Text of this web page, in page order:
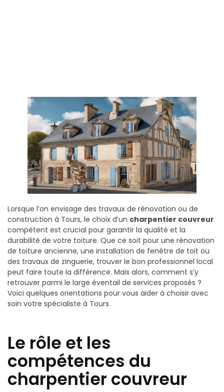
Lorsque l’on envisage des travaux de rénovation ou de
construction à Tours, le choix d’un charpentier couvreur
compétent est crucial pour garantir la qualité et la
durabilité de votre toiture. Que ce soit pour une rénovation
de toiture ancienne, une installation de fenêtre de toit ou
des travaux de zinguerie, trouver le bon professionnel local
peut faire toute la différence. Mais alors, comment s’y
retrouver parmi le large éventail de services proposés ?
Voici quelques orientations pour vous aider à choisir avec
soin votre spécialiste à Tours.
Le rôle et les
compétences du
charpentier couvreur